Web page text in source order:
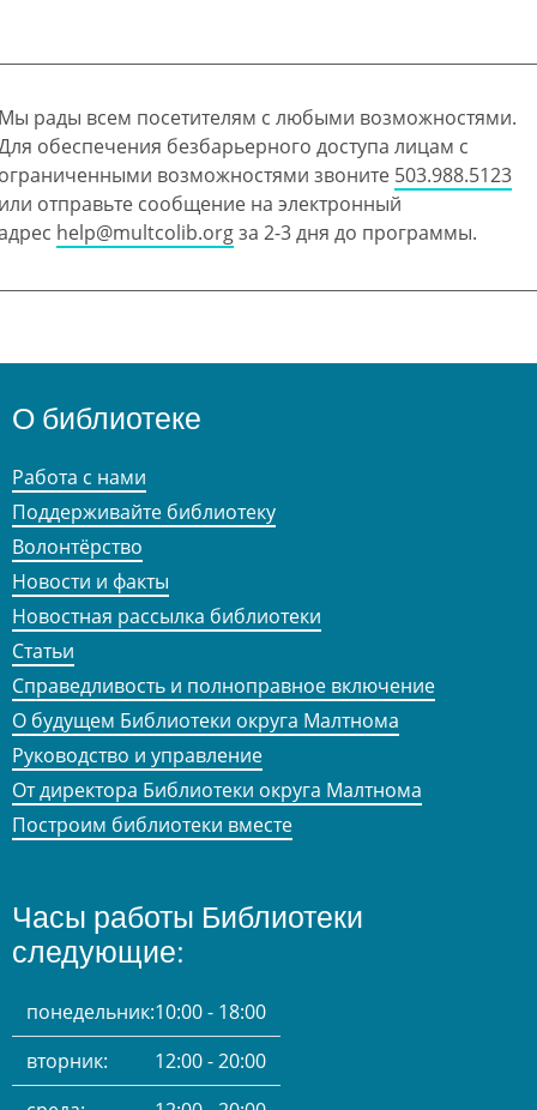
рады всем посетителям с любыми возможностями.
обеспечения безбарьерного доступа лицам с
возможностями звоните 503.988.5123
отправьте сообщение на электронный
help@multcolib.orgза 2-3 дня до программы.
О библиотеке
Работа с нами
Поддерживайте библиотеку
Волонтёрство
Новости и факты
Новостная рассылка библиотеки
Статьи
Справедливость и полноправное включение
О будущем Библиотеки округа Малтнома
Руководство и управление
От директора Библиотеки округа Малтнома
Построим библиотеки вместе
Часы работы Библиотеки
следующие:
понедельник:10:00 - 18:00
вторник:
12:00 - 20:00